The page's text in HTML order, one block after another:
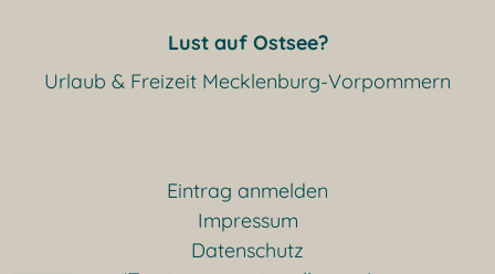
Lust auf Ostsee?
Urlaub & Freizeit Mecklenburg-Vorpommern
Eintrag anmelden
Impressum
Datenschutz